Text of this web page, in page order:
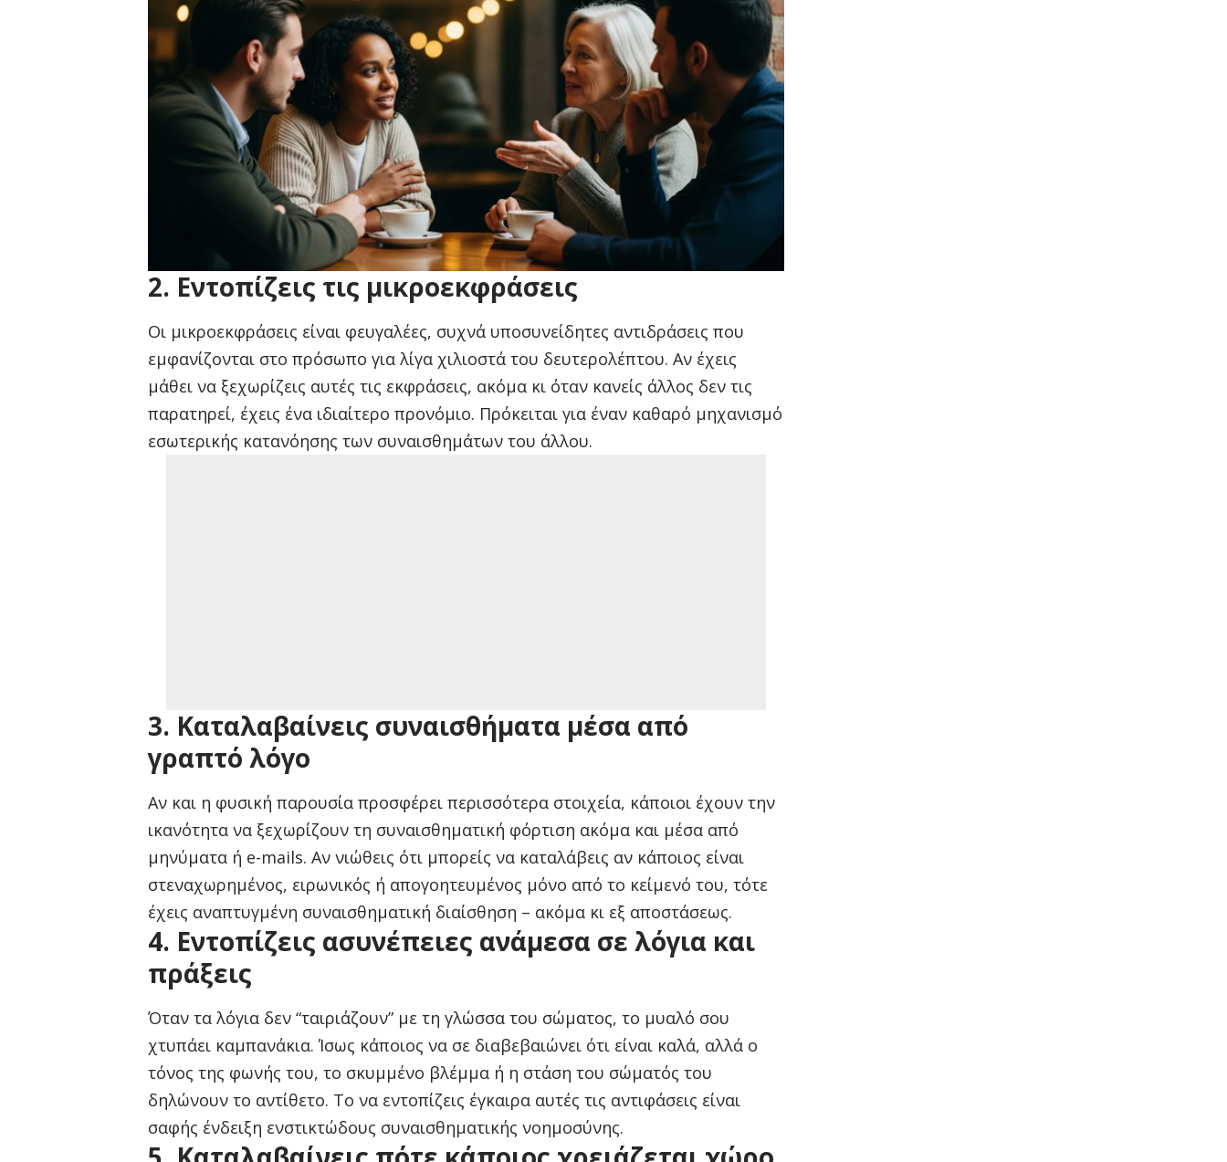
2. Εντοπίζεις τις μικροεκφράσεις
Οι μικροεκφράσεις είναι φευγαλέες, συχνά υποσυνείδητες αντιδράσεις που
εμφανίζονται στο πρόσωπο για λίγα χιλιοστά του δευτερολέπτου. Αν έχεις
μάθει να ξεχωρίζεις αυτές τις εκφράσεις, ακόμα κι όταν κανείς άλλος δεν τις
παρατηρεί, έχεις ένα ιδιαίτερο προνόμιο. Πρόκειται για έναν καθαρό μηχανισμό
εσωτερικής κατανόησης των συναισθημάτων του άλλου.
3. Καταλαβαίνεις συναισθήματα μέσα από
γραπτό λόγο
Αν και η φυσική παρουσία προσφέρει περισσότερα στοιχεία, κάποιοι έχουν την
ικανότητα να ξεχωρίζουν τη συναισθηματική φόρτιση ακόμα και μέσα από
μηνύματα ή e-mails. Αν νιώθεις ότι μπορείς να καταλάβεις αν κάποιος είναι
στεναχωρημένος, ειρωνικός ή απογοητευμένος μόνο από το κείμενό του, τότε
έχεις αναπτυγμένη συναισθηματική διαίσθηση – ακόμα κι εξ αποστάσεως.
4. Εντοπίζεις ασυνέπειες ανάμεσα σε λόγια και
πράξεις
Όταν τα λόγια δεν “ταιριάζουν” με τη γλώσσα του σώματος, το μυαλό σου
χτυπάει καμπανάκια. Ίσως κάποιος να σε διαβεβαιώνει ότι είναι καλά, αλλά ο
τόνος της φωνής του, το σκυμμένο βλέμμα ή η στάση του σώματός του
δηλώνουν το αντίθετο. Το να εντοπίζεις έγκαιρα αυτές τις αντιφάσεις είναι
σαφής ένδειξη ενστικτώδους συναισθηματικής νοημοσύνης.